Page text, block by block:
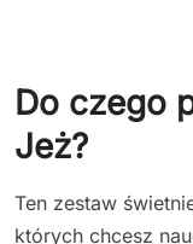
Do czego
Jeż?
Ten zestaw
których chcesz